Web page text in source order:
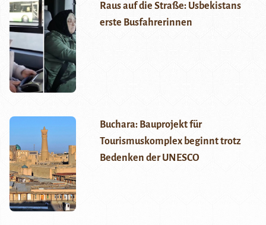
Raus auf die Straße: Usbekistans
erste Busfahrerinnen
Buchara: Bauprojekt für
Tourismuskomplex beginnt trotz
Bedenken der UNESCO